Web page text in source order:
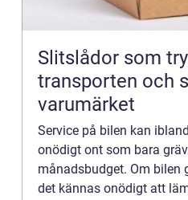
Slitslådor som
transporten och
varumärket
Service på bilen kan
onödigt ont som bara
månadsbudget. Om bilen
det kännas onödigt att